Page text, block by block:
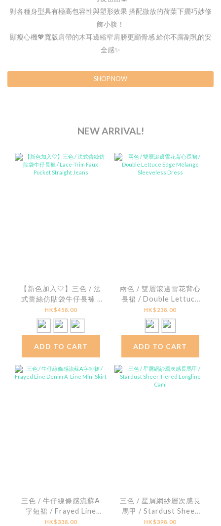
對各種身型具有極高包容性與塑形效果 搭配微放的荷葉下擺巧妙修
飾小腹！
顯瘦心機💖寬版肩帶的木耳邊縮窄肩膀更顯骨感 給你不露副乳的安
全感✨
SHOP NOW
NEW ARRIVAL!
【新色加入🤍】三色 / 法
式蕾絲仿貼袋牛仔長褲 /
Lace-Trim Faux Pocket
Straight Jeans
HK$458.00
ADD TO CART
兩色 / 雙層滾邊雪花背心
長裙 / Double Lettuce
Edge Mélange
Sleeveless Dress
HK$238.00
ADD TO CART
三色 / 牛仔線條感流蘇A
字短裙 / Frayed Line
Denim A-Line Mini
HK$338.00
三色 / 星屑網紗層次感長
馬甲 / Stardust Sheer
Tiered Longline Cami
HK$398.00